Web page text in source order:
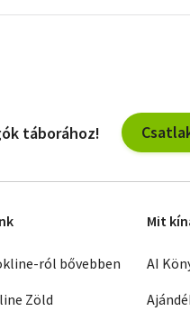
táborához!
ról bővebben
Zöld
Mit
AI